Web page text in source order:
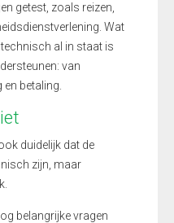
getest, zoals reizen,
Wat
al in staat is
van
betaling.
duidelijk dat de
zijn, maar
belangrijke vragen